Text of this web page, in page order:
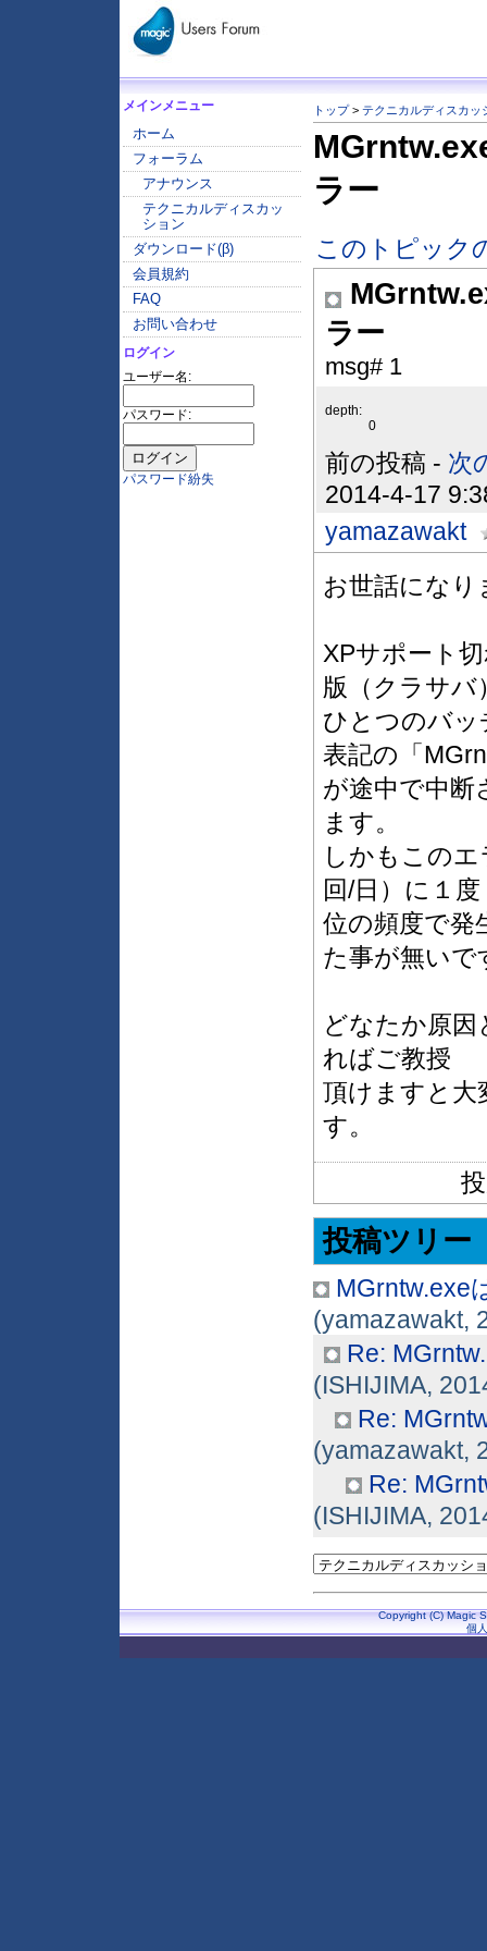
メインメニュー
ホーム
フォーラム
アナウンス
テクニカルディスカッ
ション
ダウンロード(β)
会員規約
FAQ
お問い合わせ
ログイン
ユーザー名:
パスワード:
パスワード紛失
トップ> テクニカルディスカッ
ラー
このトピック
ラー
msg# 1
depth:
0
前の投稿 - 次
2014-4-17
yamazawakt
お世話になり
XPサポート
版（クラサバ
ひとつのバッ
表記の「
が途中で中断
ます。
しかもこの
回/日）に１度
位の頻度で発
た事が無いで
どなたか原
ればご教授
頂けますと大
す。
投稿ツリー
(yamazawakt,
Re:
(ISHIJIMA,
Re:
(yamazawakt,
Re:
(ISHIJIMA,
Copyright (C) Magic
個